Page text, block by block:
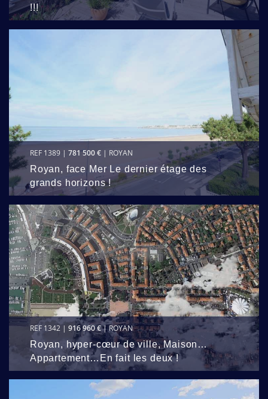
!!!
REF 1389 | 781 500 € | ROYAN
Royan, face Mer Le dernier étage des
grands horizons !
REF 1342 | 916 960 €| ROYAN
Royan, hyper-cœur de ville, Maison…
Appartement…En fait les deux !